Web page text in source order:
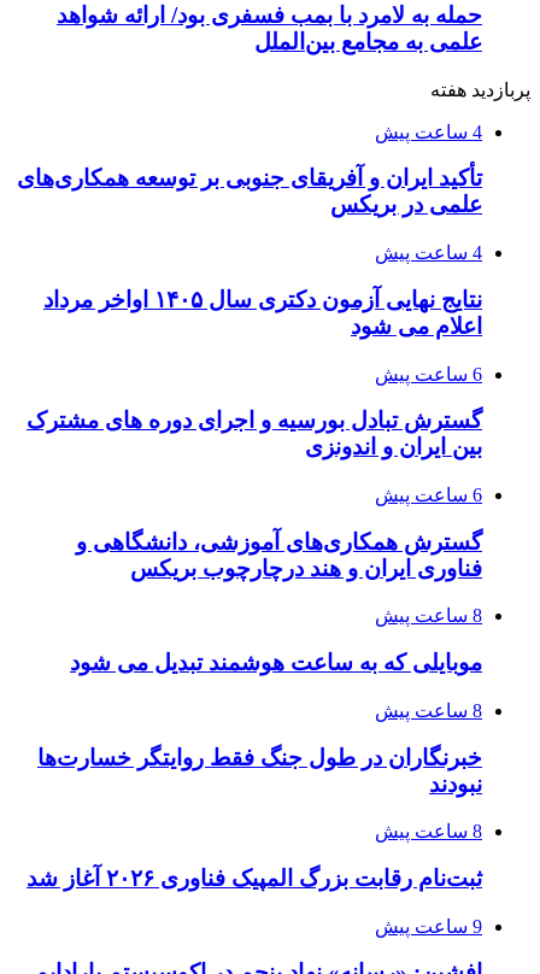
حمله به لامرد با بمب فسفری بود/ ارائه شواهد
علمی به مجامع بین‌الملل
پربازدید هفته
4 ساعت پیش
تأکید ایران و آفریقای جنوبی بر توسعه همکاری‌های
علمی در بریکس
4 ساعت پیش
نتایج نهایی آزمون دکتری سال ۱۴۰۵ اواخر مرداد
اعلام می شود
6 ساعت پیش
گسترش تبادل بورسیه و اجرای دوره های مشترک
بین ایران و اندونزی
6 ساعت پیش
گسترش همکاری‌های آموزشی، دانشگاهی و
فناوری ایران و هند درچارچوب بریکس
8 ساعت پیش
موبایلی که به ساعت هوشمند تبدیل می شود
8 ساعت پیش
خبرنگاران در طول جنگ فقط روایتگر خسارت‌ها
نبودند
8 ساعت پیش
ثبت‌نام رقابت بزرگ المپیک فناوری ۲۰۲۶ آغاز شد
9 ساعت پیش